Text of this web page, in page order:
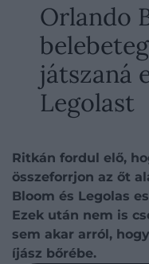
Orlando
játszaná
Legolast
Ritkán fordul elő,
összeforrjon az őt
Bloom és Legolas
Ezek után nem is
sem akar arról,
íjász bőrébe.